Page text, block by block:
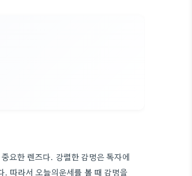
요한 렌즈다. 강렬한 감명은 독자에
. 따라서 오늘의운세를 볼 때 감명을